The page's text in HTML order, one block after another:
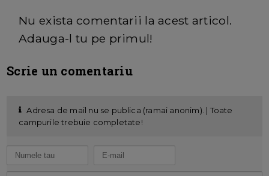
Nu exista comentarii la acest articol.
Adauga-l tu pe primul!
Scrie un comentariu
Adresa de mail nu se publica (ramai anonim). | Toate
campurile trebuie completate!